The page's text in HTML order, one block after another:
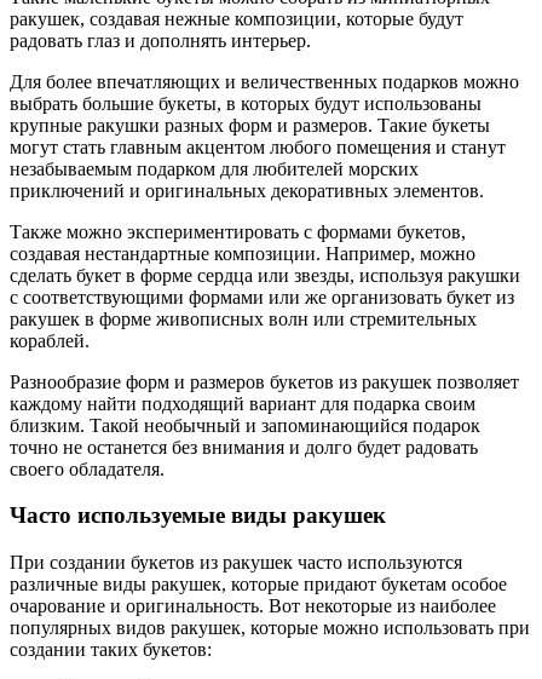
ракушек, создавая нежные композиции, которые будут
радовать глаз и дополнять интерьер.
Для более впечатляющих и величественных подарков можно
выбрать большие букеты, в которых будут использованы
крупные ракушки разных форм и размеров. Такие букеты
могут стать главным акцентом любого помещения и станут
незабываемым подарком для любителей морских
приключений и оригинальных декоративных элементов.
Также можно экспериментировать с формами букетов,
создавая нестандартные композиции. Например, можно
сделать букет в форме сердца или звезды, используя ракушки
с соответствующими формами или же организовать букет из
ракушек в форме живописных волн или стремительных
кораблей.
Разнообразие форм и размеров букетов из ракушек позволяет
каждому найти подходящий вариант для подарка своим
близким. Такой необычный и запоминающийся подарок
точно не останется без внимания и долго будет радовать
своего обладателя.
Часто используемые виды ракушек
При создании букетов из ракушек часто используются
различные виды ракушек, которые придают букетам особое
очарование и оригинальность. Вот некоторые из наиболее
популярных видов ракушек, которые можно использовать при
создании таких букетов: